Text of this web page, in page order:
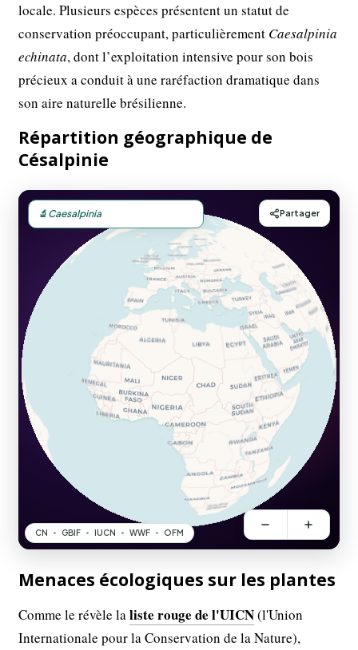
locale. Plusieurs espèces présentent un statut de
conservation préoccupant, particulièrement Caesalpinia
echinata, dont l’exploitation intensive pour son bois
précieux a conduit à une raréfaction dramatique dans
son aire naturelle brésilienne.
Répartition géographique de
Césalpinie
Menaces écologiques sur les plantes
Comme le révèle laliste rouge de l'UICN(l'Union
Internationale pour la Conservation de la Nature),